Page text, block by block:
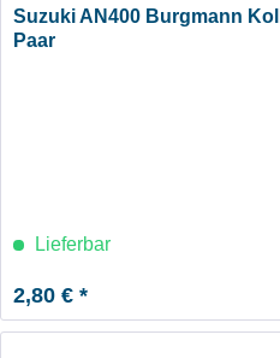
Suzuki AN400 Burgmann
Paar
Lieferbar
2,80 € *